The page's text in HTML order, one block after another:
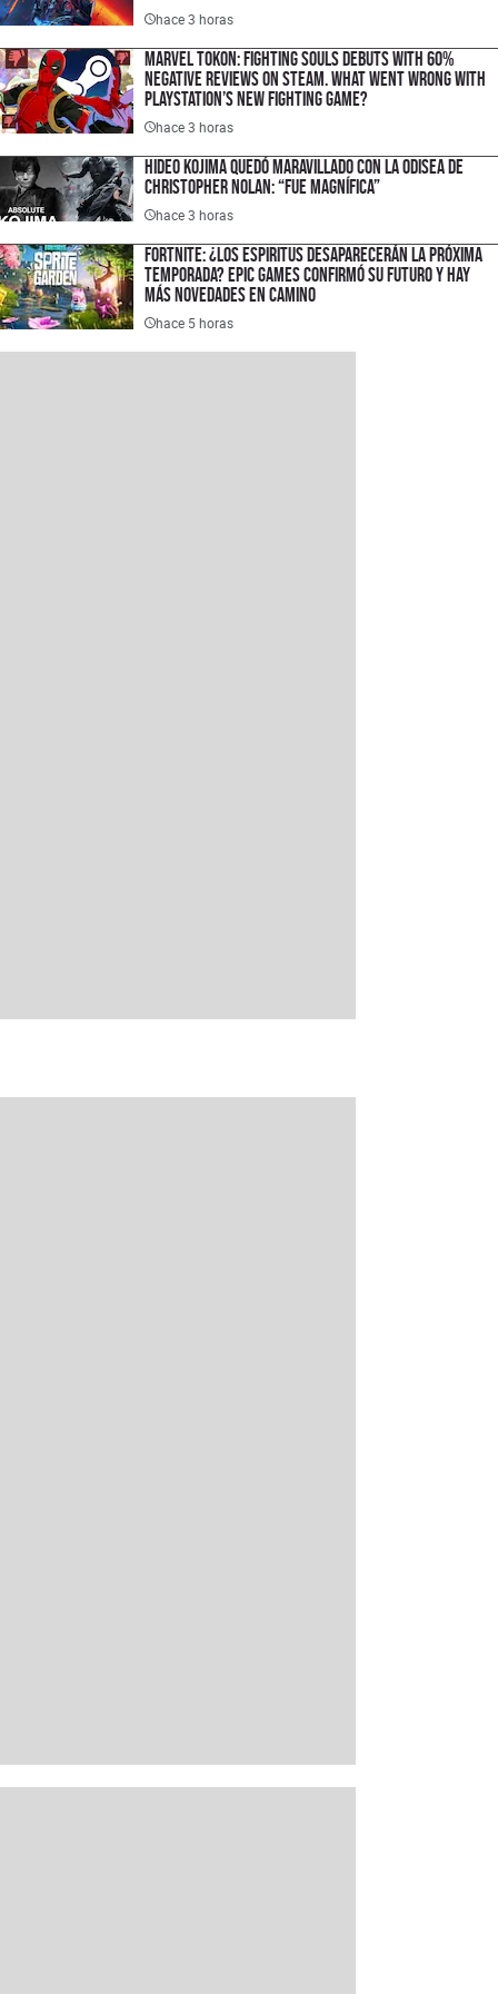
hace 3 horas
Marvel Tokon: Fighting Souls Debuts With 60%
Negative Reviews on Steam. What Went Wrong With
PlayStation’s New Fighting Game?
hace 3 horas
Hideo Kojima quedó maravillado con La Odisea de
Christopher Nolan: “Fue magnífica”
hace 3 horas
Fortnite: ¿los espiritus desaparecerán la próxima
temporada? Epic Games confirmó su futuro y hay
más novedades en camino
hace 5 horas